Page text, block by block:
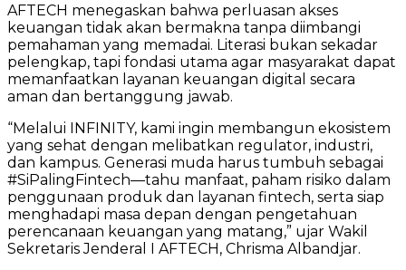
AFTECH menegaskan bahwa perluasan akses
keuangan tidak akan bermakna tanpa diimbangi
pemahaman yang memadai. Literasi bukan sekadar
pelengkap, tapi fondasi utama agar masyarakat dapat
memanfaatkan layanan keuangan digital secara
aman dan bertanggung jawab.
“Melalui INFINITY, kami ingin membangun ekosistem
yang sehat dengan melibatkan regulator, industri,
dan kampus. Generasi muda harus tumbuh sebagai
#SiPalingFintech—tahu manfaat, paham risiko dalam
penggunaan produk dan layanan fintech, serta siap
menghadapi masa depan dengan pengetahuan
perencanaan keuangan yang matang,” ujar Wakil
Sekretaris Jenderal I AFTECH, Chrisma Albandjar.